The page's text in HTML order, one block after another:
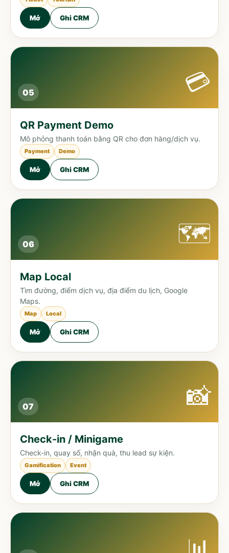
Mở Ghi CRM
05 💳
QR Payment Demo
Mô phỏng thanh toán bằng QR cho đơn hàng/dịch vụ.
Payment Demo
Mở Ghi CRM
06 🗺️
Map Local
Tìm đường, điểm dịch vụ, địa điểm du lịch, Google
Maps.
Map Local
Mở Ghi CRM
07 📸
Check-in / Minigame
Check-in, quay số, nhận quà, thu lead sự kiện.
Gamification Event
Mở Ghi CRM